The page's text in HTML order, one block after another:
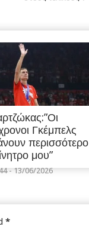
Γκέμπελς
περισσότερο
μου”
- 13/06/2026
*